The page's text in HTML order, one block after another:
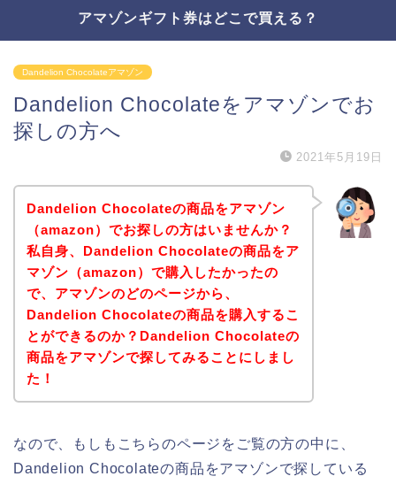
アマゾンギフト券はどこで買える？
Dandelion Chocolateアマゾン
Dandelion Chocolateをアマゾンでお
探しの方へ
2021年5月19日
Dandelion Chocolateの商品をアマゾン
（amazon）でお探しの方はいませんか？
私自身、Dandelion Chocolateの商品をア
マゾン（amazon）で購入したかったの
で、アマゾンのどのページから、
Dandelion Chocolateの商品を購入するこ
とができるのか？Dandelion Chocolateの
商品をアマゾンで探してみることにしまし
た！
なので、もしもこちらのページをご覧の方の中に、
Dandelion Chocolateの商品をアマゾンで探している